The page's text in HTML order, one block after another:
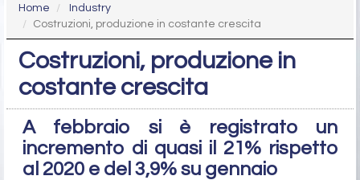
Home
Industry
Costruzioni, produzione in costante crescita
Costruzioni, produzione in
costante crescita
A febbraio si è registrato un
incremento di quasi il 21% rispetto
al 2020 e del 3,9% su gennaio